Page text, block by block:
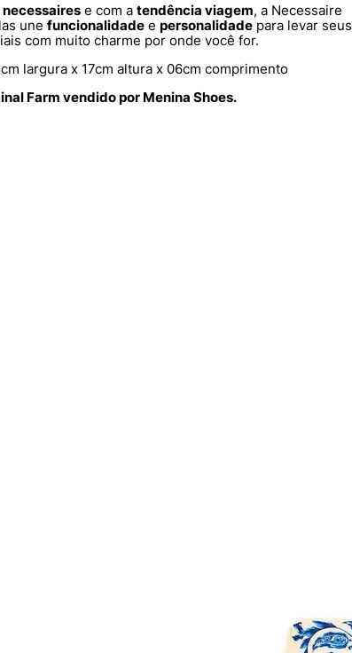
necessaires e com a tendência viagem, a Necessaire
une funcionalidade e personalidade para levar seus
com muito charme por onde você for.
largura x 17cm altura x 06cm comprimento
Farm vendido por Menina Shoes.